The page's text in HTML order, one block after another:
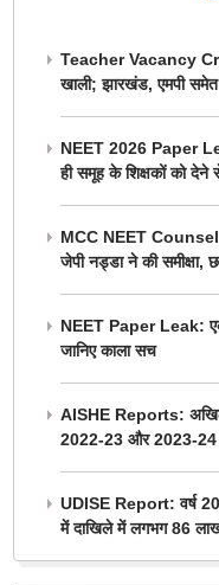
Teacher Vacancy
खाली; झारखंड, एमपी समेत
NEET 2026 Paper
ही समूह के शिक्षकों को
MCC NEET
जेपी नड्डा ने की समीक्षा,
NEET Paper Leak: एक
जानिए काला सच
AISHE Reports: अखिल
2022-23 और 2023-24
UDISE Report: वर्ष
में दाखिले में लगभग 86